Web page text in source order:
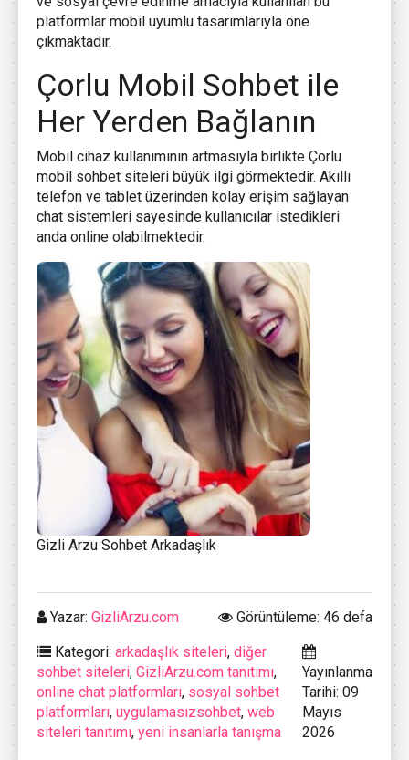
platformlar mobil uyumlu tasarımlarıyla öne
çıkmaktadır.
Çorlu Mobil Sohbet ile
Her Yerden Bağlanın
Mobil cihaz kullanımının artmasıyla birlikte Çorlu
mobil sohbet siteleri büyük ilgi görmektedir. Akıllı
telefon ve tablet üzerinden kolay erişim sağlayan
chat sistemleri sayesinde kullanıcılar istedikleri
anda online olabilmektedir.
Gizli Arzu Sohbet Arkadaşlık
Yazar: GizliArzu.com
Görüntüleme: 46 defa
Kategori: arkadaşlık siteleri, diğer
sohbet siteleri, GizliArzu.com tanıtımı,
online chat platformları, sosyal sohbet
platformları, uygulamasızsohbet, web
siteleri tanıtımı, yeni insanlarla tanışma
Yayınlanma
Tarihi: 09
Mayıs
2026